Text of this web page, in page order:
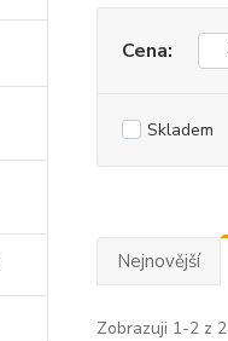
Cena:
Skladem
Nejnovější
Zobrazuji 1-2 z 2